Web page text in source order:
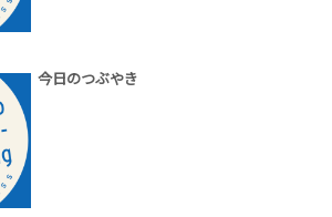
今日のつぶやき